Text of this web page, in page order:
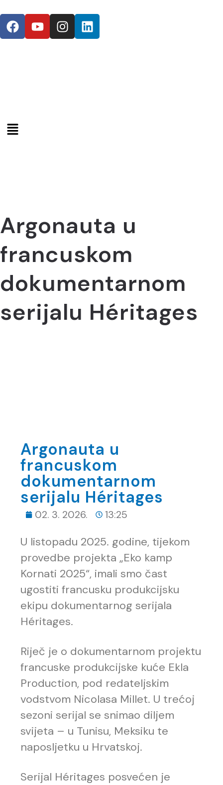
Argonauta u
francuskom
dokumentarnom
serijalu Héritages
Argonauta u
francuskom
dokumentarnom
serijalu Héritages
02. 3. 2026. 13:25
U listopadu 2025. godine, tijekom
provedbe projekta „Eko kamp
Kornati 2025“, imali smo čast
ugostiti francusku produkcijsku
ekipu dokumentarnog serijala
Héritages.
Riječ je o dokumentarnom projektu
francuske produkcijske kuće Ekla
Production, pod redateljskim
vodstvom Nicolasa Millet. U trećoj
sezoni serijal se snimao diljem
svijeta – u Tunisu, Meksiku te
naposljetku u Hrvatskoj.
Serijal Héritages posvećen je